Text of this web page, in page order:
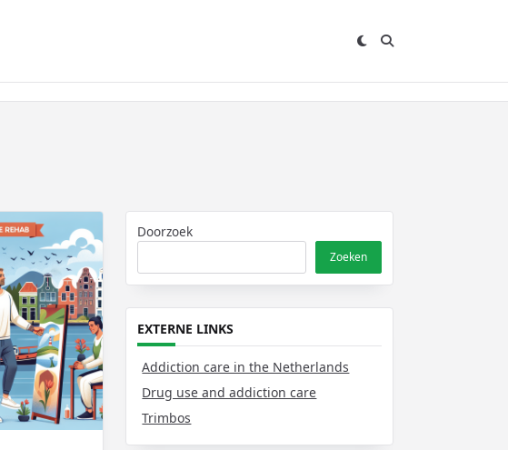
Doorzoek
Zoeken
EXTERNE LINKS
Addiction care in the Netherlands
Drug use and addiction care
Trimbos